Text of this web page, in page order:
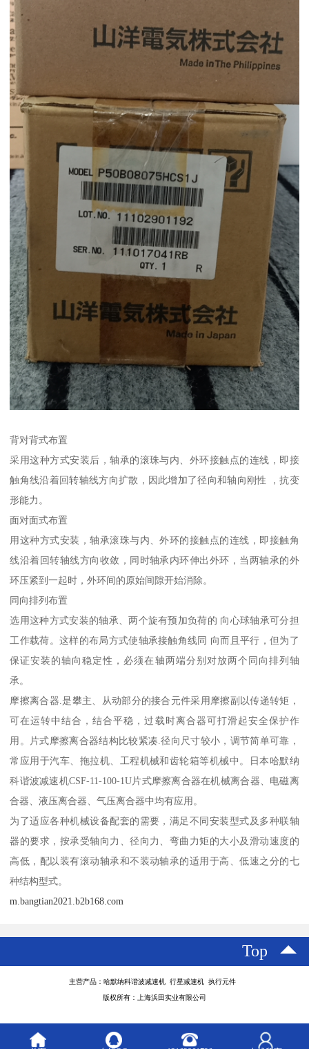
背对背式布置
采用这种方式安装后，轴承的滚珠与内、外环接触点的连线，即接
触角线沿着回转轴线方向扩散，因此增加了径向和轴向刚性 ，抗变
形能力。
面对面式布置
用这种方式安装，轴承滚珠与内、外环的接触点的连线，即接触角
线沿着回转轴线方向收敛，同时轴承内环伸出外环，当两轴承的外
环压紧到一起时，外环间的原始间隙开始消除。
同向排列布置
选用这种方式安装的轴承、两个旋有预加负荷的 向心球轴承可分担
工作载荷。这样的布局方式使轴承接触角线同 向而且平行，但为了
保证安装的轴向稳定性，必须在轴两端分别对放两个同向排列轴
承。
摩擦离合器.是攀主、从动部分的接合元件采用摩擦副以传递转矩，
可在运转中结合，结合平稳，过载时离合器可打滑起安全保护作
用。片式摩擦离合器结构比较紧凑.径向尺寸较小，调节简单可靠，
常应用于汽车、拖拉机、工程机械和齿轮箱等机械中。日本哈默纳
科谐波减速机CSF-11-100-1U片式摩擦离合器在机械离合器、电磁离
合器、液压离合器、气压离合器中均有应用。
为了适应各种机械设备配套的需要，满足不同安装型式及多种联轴
器的要求，按承受轴向力、径向力、弯曲力矩的大小及滑动速度的
高低，配以装有滚动轴承和不装动轴承的适用于高、低速之分的七
种结构型式。
m.bangtian2021.b2b168.com
Top
主营产品：哈默纳科谐波减速机 行星减速机 执行元件
版权所有：上海浜田实业有限公司